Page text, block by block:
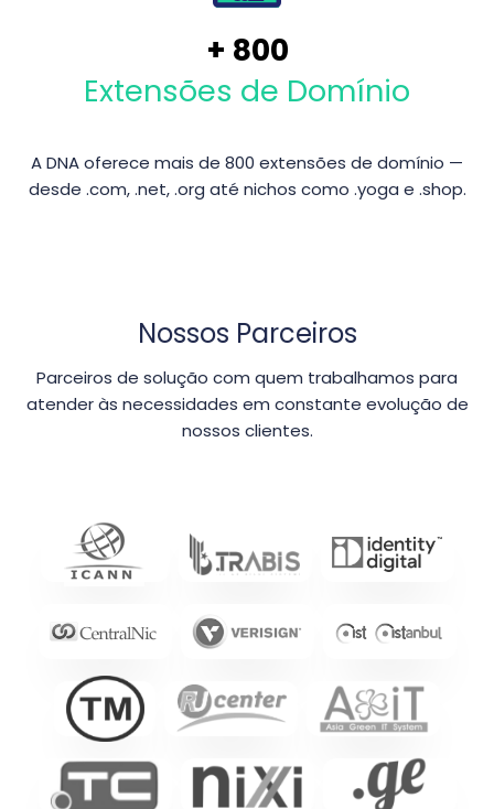
+ 800
Extensões de Domínio
A DNA oferece mais de 800 extensões de domínio —
desde .com, .net, .org até nichos como .yoga e .shop.
Nossos Parceiros
Parceiros de solução com quem trabalhamos para
atender às necessidades em constante evolução de
nossos clientes.